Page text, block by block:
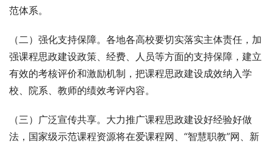
范体系。
（二）强化支持保障。各地各高校要切实落实主体责任，加
强课程思政建设政策、经费、人员等方面的支持保障，建立
有效的考核评价和激励机制，把课程思政建设成效纳入学
校、院系、教师的绩效考评内容。
（三）广泛宣传共享。大力推广课程思政建设好经验好做
法，国家级示范课程资源将在爱课程网、“智慧职教”网、新